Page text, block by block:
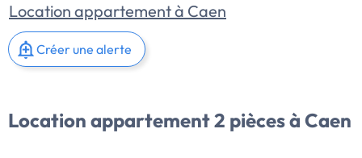
Location appartement à Caen
Créer une alerte
Location appartement 2 pièces à Caen